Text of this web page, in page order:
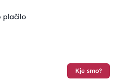
plačilo
Kje smo?